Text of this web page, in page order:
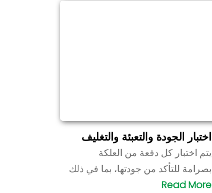
اختبار الجودة والتعبئة والتغليف
يتم اختبار كل دفعة من العلكة
بصرامة للتأكد من جودتها، بما في ذلك
الطعم والمظهر ومحتوى المكونات